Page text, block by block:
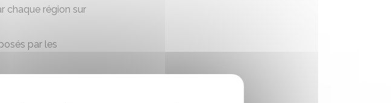
chaque région sur
par les